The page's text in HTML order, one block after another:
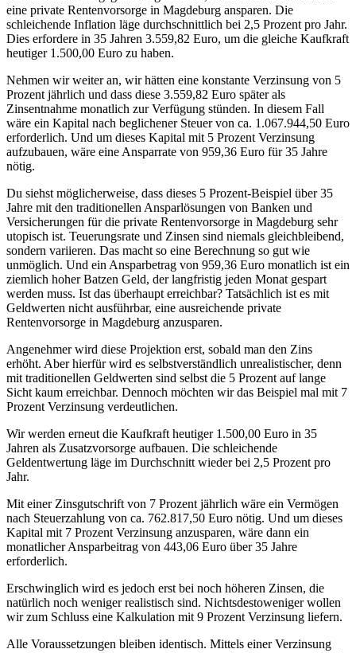
eine private Rentenvorsorge in Magdeburg ansparen. Die
schleichende Inflation läge durchschnittlich bei 2,5 Prozent pro Jahr.
Dies erfordere in 35 Jahren 3.559,82 Euro, um die gleiche Kaufkraft
heutiger 1.500,00 Euro zu haben.
Nehmen wir weiter an, wir hätten eine konstante Verzinsung von 5
Prozent jährlich und dass diese 3.559,82 Euro später als
Zinsentnahme monatlich zur Verfügung stünden. In diesem Fall
wäre ein Kapital nach beglichener Steuer von ca. 1.067.944,50 Euro
erforderlich. Und um dieses Kapital mit 5 Prozent Verzinsung
aufzubauen, wäre eine Ansparrate von 959,36 Euro für 35 Jahre
nötig.
Du siehst möglicherweise, dass dieses 5 Prozent-Beispiel über 35
Jahre mit den traditionellen Ansparlösungen von Banken und
Versicherungen für die private Rentenvorsorge in Magdeburg sehr
utopisch ist. Teuerungsrate und Zinsen sind niemals gleichbleibend,
sondern variieren. Das macht so eine Berechnung so gut wie
unmöglich. Und ein Ansparbetrag von 959,36 Euro monatlich ist ein
ziemlich hoher Batzen Geld, der langfristig jeden Monat gespart
werden muss. Ist das überhaupt erreichbar? Tatsächlich ist es mit
Geldwerten nicht ausführbar, eine ausreichende private
Rentenvorsorge in Magdeburg anzusparen.
Angenehmer wird diese Projektion erst, sobald man den Zins
erhöht. Aber hierfür wird es selbstverständlich unrealistischer, denn
mit traditionellen Geldwerten sind selbst die 5 Prozent auf lange
Sicht kaum erreichbar. Dennoch möchten wir das Beispiel mal mit 7
Prozent Verzinsung verdeutlichen.
Wir werden erneut die Kaufkraft heutiger 1.500,00 Euro in 35
Jahren als Zusatzvorsorge aufbauen. Die schleichende
Geldentwertung läge im Durchschnitt wieder bei 2,5 Prozent pro
Jahr.
Mit einer Zinsgutschrift von 7 Prozent jährlich wäre ein Vermögen
nach Steuerzahlung von ca. 762.817,50 Euro nötig. Und um dieses
Kapital mit 7 Prozent Verzinsung anzusparen, wäre dann ein
monatlicher Ansparbeitrag von 443,06 Euro über 35 Jahre
erforderlich.
Erschwinglich wird es jedoch erst bei noch höheren Zinsen, die
natürlich noch weniger realistisch sind. Nichtsdestoweniger wollen
wir zum Schluss eine Kalkulation mit 9 Prozent Verzinsung liefern.
Alle Voraussetzungen bleiben identisch. Mittels einer Verzinsung